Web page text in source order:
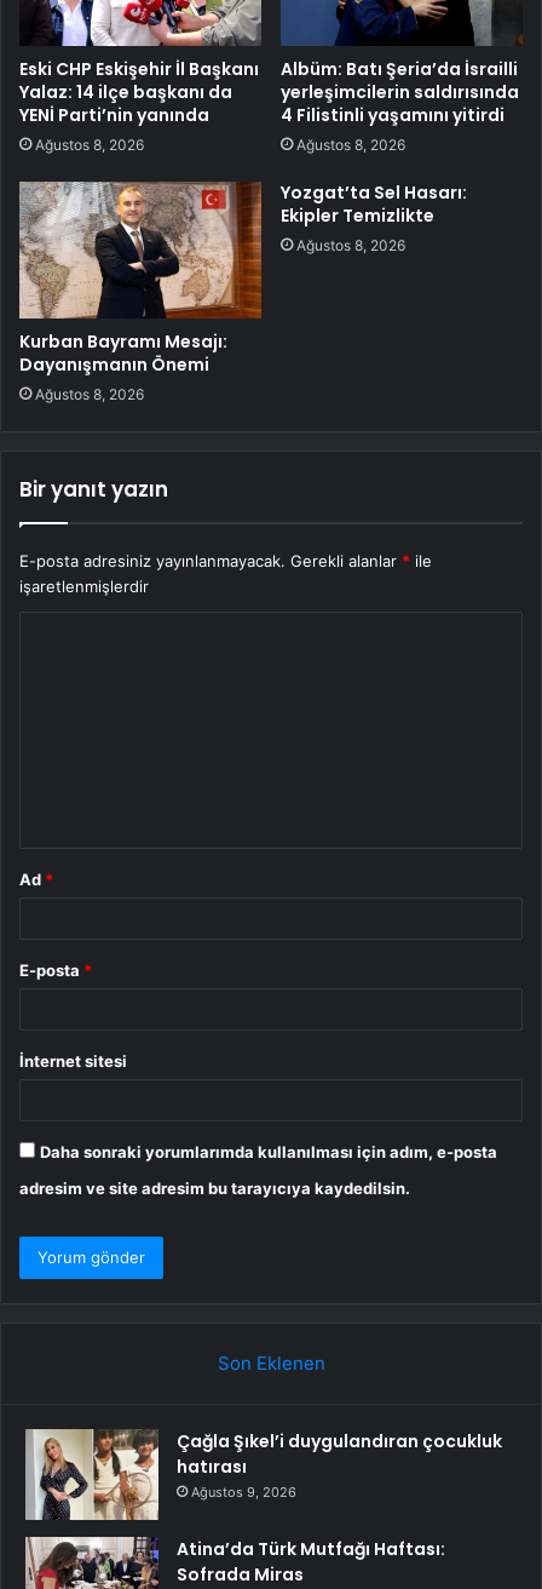
Eski CHP Eskişehir İl Başkanı
Yalaz: 14 ilçe başkanı da
YENİ Parti’nin yanında
Ağustos 8, 2026
Albüm: Batı Şeria’da İsrailli
yerleşimcilerin saldırısında
4 Filistinli yaşamını yitirdi
Ağustos 8, 2026
Kurban Bayramı Mesajı:
Dayanışmanın Önemi
Ağustos 8, 2026
Yozgat’ta Sel Hasarı:
Ekipler Temizlikte
Ağustos 8, 2026
Bir yanıt yazın
E-posta adresiniz yayınlanmayacak. Gerekli alanlar * ile
işaretlenmişlerdir
Ad *
E-posta *
İnternet sitesi
Daha sonraki yorumlarımda kullanılması için adım, e-posta
adresim ve site adresim bu tarayıcıya kaydedilsin.
Son Eklenen
Çağla Şıkel’i duygulandıran çocukluk
hatırası
Ağustos 9, 2026
Atina’da Türk Mutfağı Haftası:
Sofrada Miras